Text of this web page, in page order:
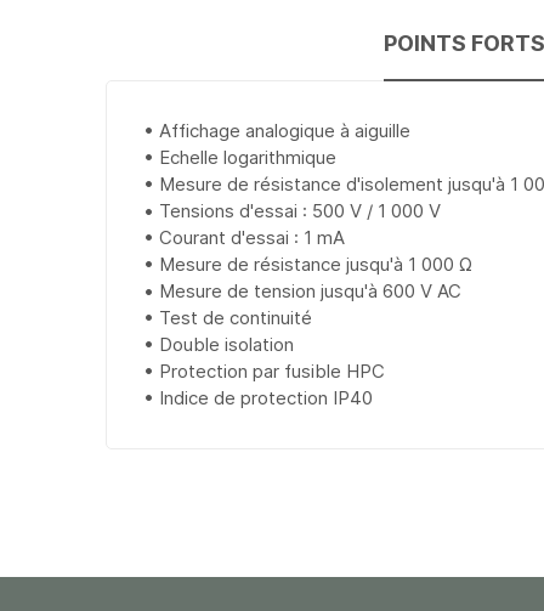
POINTS FORTS
• Affichage analogique à aiguille
• Echelle logarithmique
• Mesure de résistance d'isolement jusqu'à 1
• Tensions d'essai : 500 V / 1 000 V
• Courant d'essai : 1 mA
• Mesure de résistance jusqu'à 1 000 Ω
• Mesure de tension jusqu'à 600 V AC
• Test de continuité
• Double isolation
• Protection par fusible HPC
• Indice de protection IP40